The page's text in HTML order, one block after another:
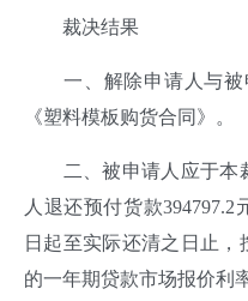
裁决结果
一、解除申请人与被
《塑料模板购货合同》。
二、被申请人应于本
人退还预付货款394797.2
日起至实际还清之日止
的一年期贷款市场报价利